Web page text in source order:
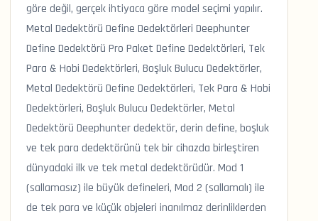
göre değil, gerçek ihtiyaca göre model seçimi yapılır.
Metal Dedektörü Define Dedektörleri Deephunter
Define Dedektörü Pro Paket Define Dedektörleri, Tek
Para & Hobi Dedektörleri, Boşluk Bulucu Dedektörler,
Metal Dedektörü Define Dedektörleri, Tek Para & Hobi
Dedektörleri, Boşluk Bulucu Dedektörler, Metal
Dedektörü Deephunter dedektör, derin define, boşluk
ve tek para dedektörünü tek bir cihazda birleştiren
dünyadaki ilk ve tek metal dedektörüdür. Mod 1
(sallamasız) ile büyük defineleri, Mod 2 (sallamalı) ile
de tek para ve küçük objeleri inanılmaz derinliklerden